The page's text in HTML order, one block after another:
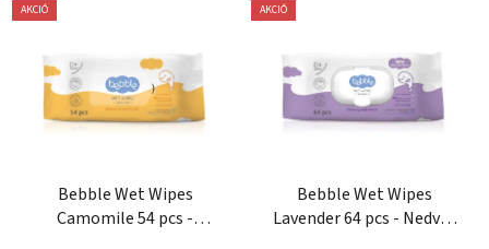
AKCIÓ
Bebble Wet Wipes
Camomile 54 pcs -
AKCIÓ
Bebble Wet Wipes
Lavender 64 pcs - Nedves